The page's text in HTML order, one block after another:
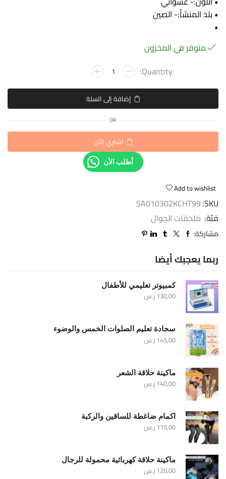
• بلد المنشأ:- الصين
•
متوفر في المخزون
إضافة إلى السلة
OR
اشتري الآن
أطلب الأن
Add to wishlist
SKU:
SA010302KCHT99
فئة: ملحقات الجوال
مشاركة:
ربما يعجبك أيضا
كمبيوتر تعليمي للأطفال
130,00ر.س
سجادة تعليم الصلوات الخمس والوضوء
145,00ر.س
ماكينة حلاقة الشعر
140,00ر.س
اكمام ضاغطة للساقين والركبة
115,00ر.س
ماكينة حلاقة كهربائية محمولة للرجال
120,00ر.س